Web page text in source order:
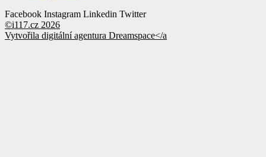
Facebook Instagram Linkedin Twitter
©i117.cz 2026
Vytvořila digitální agentura Dreamspace</a